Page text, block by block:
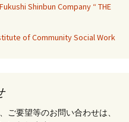
Shinbun Company “ THE
of Community Social Work
ご要望等のお問い合わせは、